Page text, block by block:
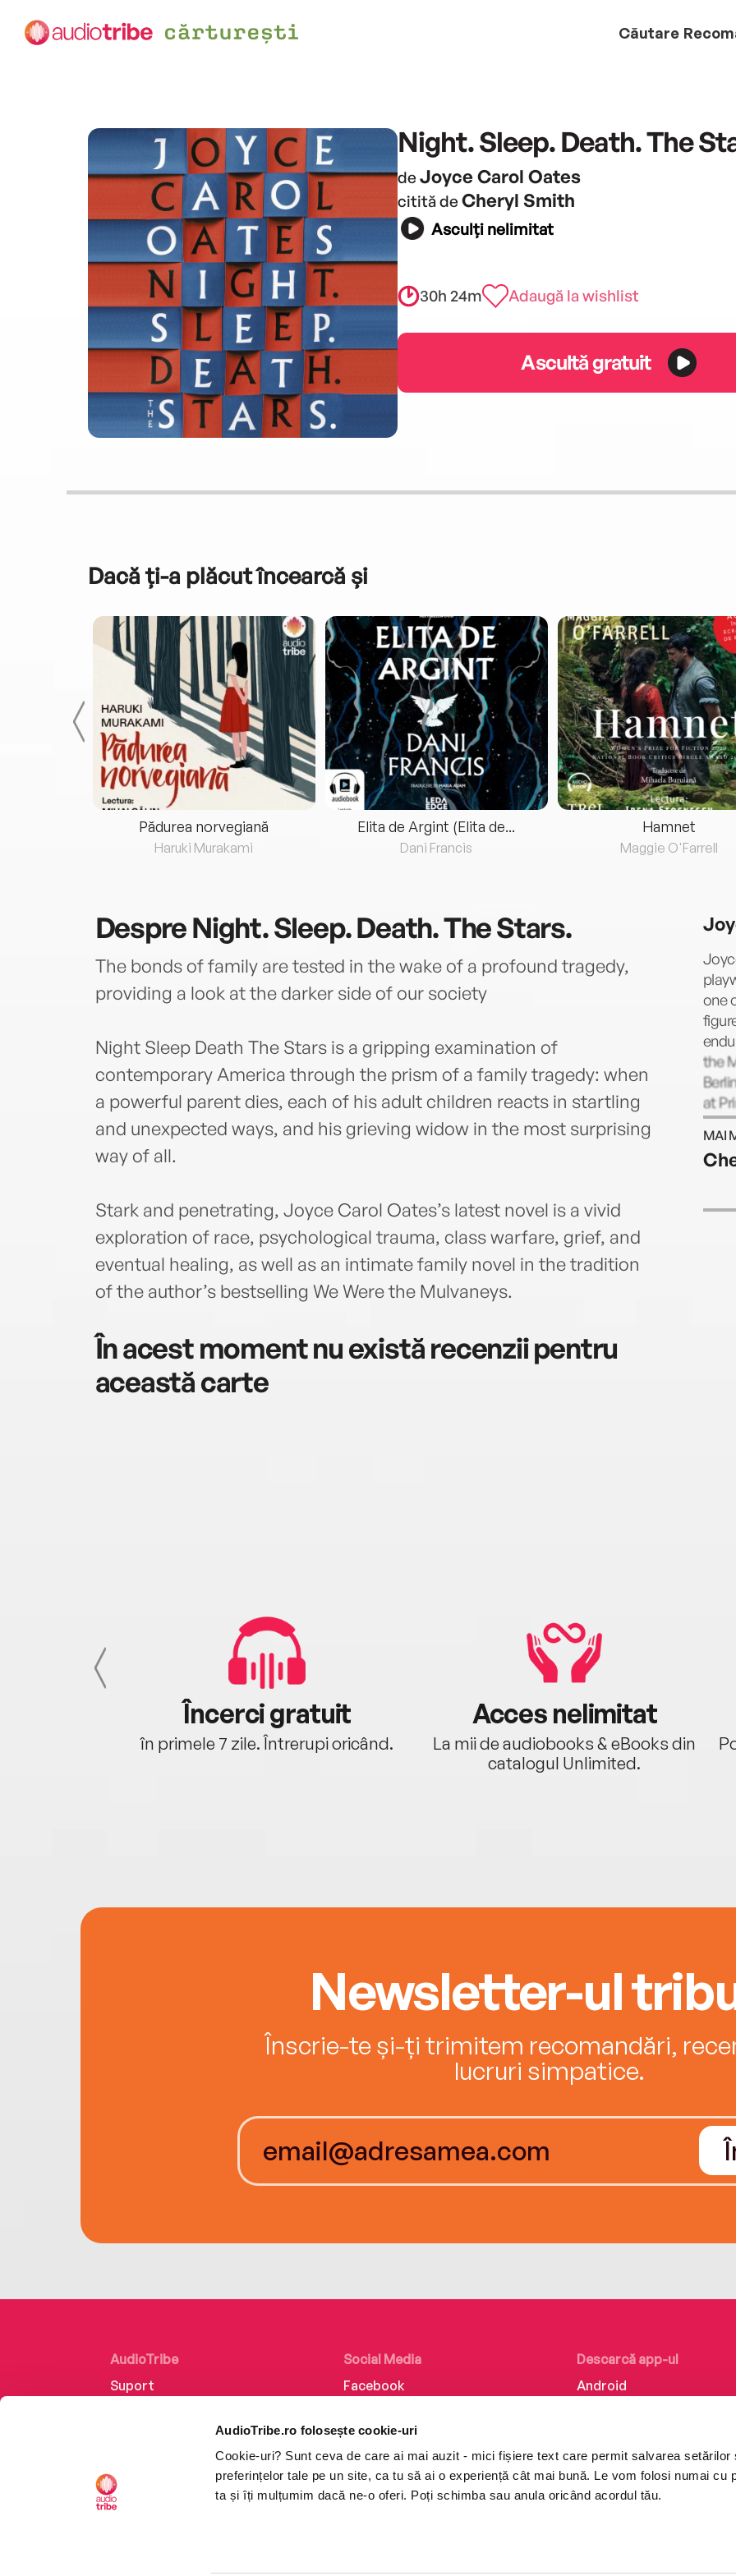
AudioTribe.ro folosește cookie-uri
Cookie-uri? Sunt ceva de care ai mai auzit - mici fișiere text care permit salvarea setărilor
preferințelor tale pe un site, ca tu să ai o experiență cât mai bună. Le vom folosi numai cu
ta și îți mulțumim dacă ne-o oferi. Poți schimba sau anula oricând acordul tău.
Căutare
Night. Sleep. Death. The
de Joyce Carol Oates
citită de Cheryl Smith
Asculți nelimitat
30h 24m Adaugă la wishlist
Ascultă gratuit
Dacă ți-a plăcut încearcă și
Pădurea norvegiană
Haruki Murakami
Elita de Argint (Elita de...
Dani Francis
Hamnet
Maggie O'Farrell
DespreNight. Sleep. Death. The Stars.
The bonds of family are tested in the wake of a profound tragedy,
providing a look at the darker side of our society
Night Sleep Death The Stars is a gripping examination of
contemporary America through the prism of a family tragedy: when
a powerful parent dies, each of his adult children reacts in startling
and unexpected ways, and his grieving widow in the most surprising
way of all.
Stark and penetrating, Joyce Carol Oates’s latest novel is a vivid
exploration of race, psychological trauma, class warfare, grief, and
eventual healing, as well as an intimate family novel in the tradition
of the author’s bestselling We Were the Mulvaneys.
În acest moment nu există recenzii pentru
această carte
one
the
at
MAI
Încerci gratuit
în primele 7 zile. Întrerupi oricând.
Acces nelimitat
La mii de audiobooks & eBooks din
catalogul Unlimited.
Newsletter-ul
Înscrie-te și-ți trimitem recomandări,
lucruri simpatice.
AudioTribe
Suport
Retragere din comandă
Social Media
Facebook
Instagram
TikTok
Descarcă app-ul
Android